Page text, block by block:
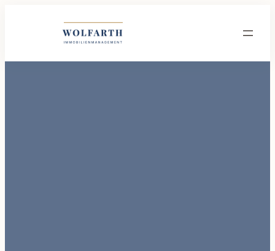
Wolfarth Immobilienmanagement GmbH